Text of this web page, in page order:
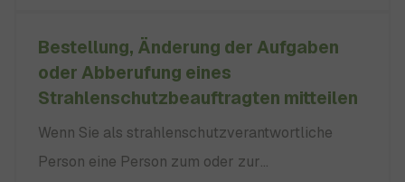
Bestellung, Änderung der Aufgaben
oder Abberufung eines
Strahlenschutzbeauftragten mitteilen
Wenn Sie als strahlenschutzverantwortliche
Person eine Person zum oder zur